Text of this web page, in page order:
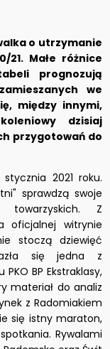
o utrzymanie
21. Małe różnice
prognozują
we
między innymi,
dzisiaj
przygotowań do
2021 roku.
sprawdzą swoje
towarzyskich. Z
oficjalnej witrynie
stoczą dziewięć
się jedna z
BP Ekstraklasy,
materiał do analiz
z Radomiakiem
się istny maraton,
Rywalami